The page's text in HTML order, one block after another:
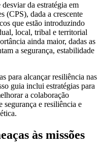
da estratégia em
(CPS), dada a crescente
que estão introduzindo
local, tribal e territorial
ainda maior, dadas as
a segurança, estabilidade
para alcançar resiliência nas
guia inclui estratégias para
a colaboração
segurança e resiliência e
às missões